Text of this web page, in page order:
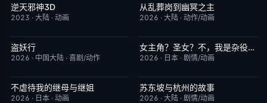
更新至第49集
逆天邪神3D
2023 · 大陆 · 动画
更新至第12集
从乱葬岗到幽冥之主
2026 · 大陆 · 动作/动画
更新至第51集
盗妖行
2026 · 中国大陆 · 喜剧/动作
更新至第7集 10.0女主角？圣女？不，我是杂役女仆（自豪）
2026 · 日本 · 剧情/动画
更新至第05集
不虐待我的继母与继姐
2026 · 日本 · 动画
更新至第16集
苏东坡与杭州的故事
2026 · 大陆 · 剧情/动画